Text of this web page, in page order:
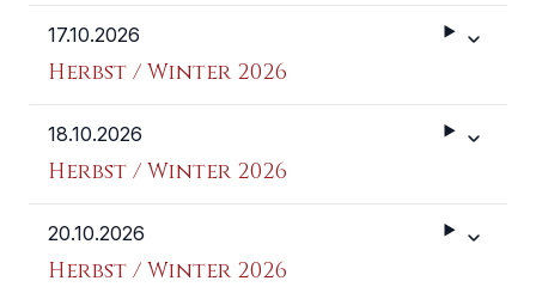
17.10.2026
Herbst / Winter 2026
Weitere
18.10.2026
Herbst / Winter 2026
Weitere
20.10.2026
Herbst / Winter 2026
Weitere